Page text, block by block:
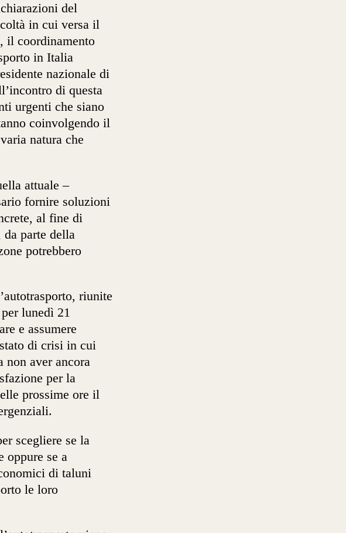
del
in cui versa il
il coordinamento
in Italia
nazionale di
di questa
urgenti che siano
coinvolgendo il
natura che
attuale ­­–
fornire soluzioni
al fine di
parte della
potrebbero
riunite
lunedì 21
e assumere
di crisi in cui
non aver ancora
per la
prossime ore il
scegliere se la
oppure se a
di taluni
le loro